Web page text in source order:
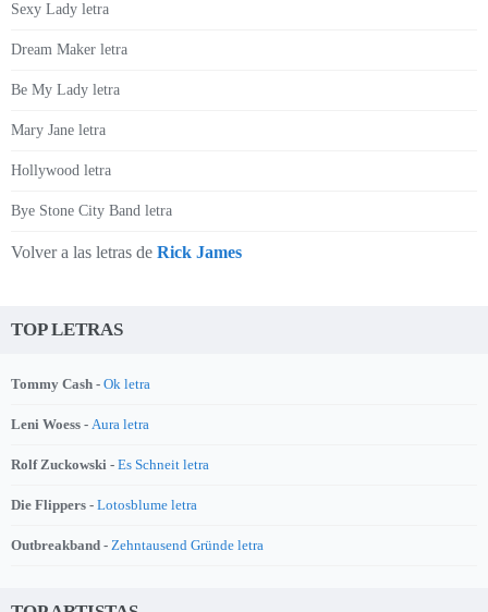
Sexy Lady letra
Dream Maker letra
Be My Lady letra
Mary Jane letra
Hollywood letra
Bye Stone City Band letra
Volver a las letras de Rick James
TOP LETRAS
Tommy Cash - Ok letra
Leni Woess - Aura letra
Rolf Zuckowski - Es Schneit letra
Die Flippers - Lotosblume letra
Outbreakband - Zehntausend Gründe letra